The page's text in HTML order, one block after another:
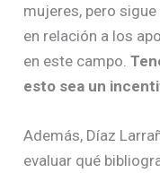
mujeres, pero
en relación a los
en este campo.
esto sea un
Además, Díaz
evaluar qué